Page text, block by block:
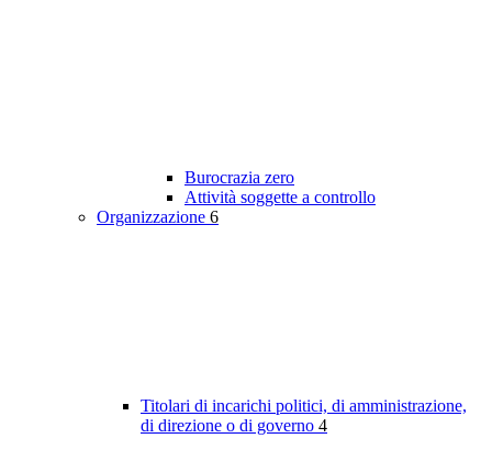
Burocrazia zero
Attività soggette a controllo
Organizzazione 6
Titolari di incarichi politici, di amministrazione,
di direzione o di governo 4